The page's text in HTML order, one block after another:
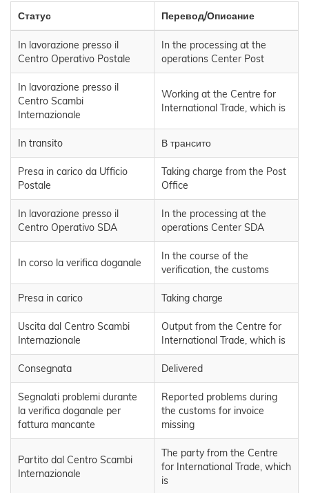
Статус Перевод/Описание
In lavorazione presso il
Centro Operativo Postale
In the processing at the
operations Center Post
In lavorazione presso il
Centro Scambi
Internazionale
Working at the Centre for
International Trade, which is
In transito В трансито
Presa in carico da Ufficio
Postale
Taking charge from the Post
Office
In lavorazione presso il
Centro Operativo SDA
In the processing at the
operations Center SDA
In corso la verifica doganale
In the course of the
verification, the customs
Presa in carico Taking charge
Uscita dal Centro Scambi
Internazionale
Output from the Centre for
International Trade, which is
Consegnata Delivered
Segnalati problemi durante
la verifica doganale per
fattura mancante
Reported problems during
the customs for invoice
missing
Partito dal Centro Scambi
Internazionale
The party from the Centre
for International Trade, which
is